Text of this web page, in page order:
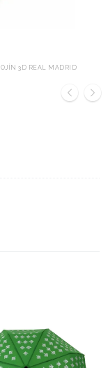
3D REAL MADRID